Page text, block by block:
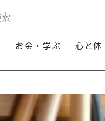
お金・学ぶ 心と体